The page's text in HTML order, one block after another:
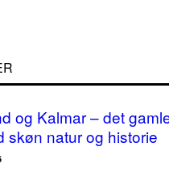
og Kalmar – det
skøn natur og historie